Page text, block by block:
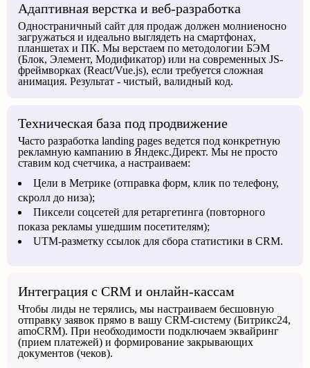
Адаптивная верстка и веб-разработка
Одностраничный сайт для продаж должен молниеносно
загружаться и идеально выглядеть на смартфонах,
планшетах и ПК. Мы верстаем по методологии БЭМ
(Блок, Элемент, Модификатор) или на современных JS-
фреймворках (React/Vue.js), если требуется сложная
анимация. Результат - чистый, валидный код.
Техническая база под продвижение
Часто разработка landing pages ведется под конкретную
рекламную кампанию в Яндекс.Директ. Мы не просто
ставим код счетчика, а настраиваем:
Цели в Метрике (отправка форм, клик по телефону,
скролл до низа);
Пиксели соцсетей для ретаргетинга (повторного
показа рекламы ушедшим посетителям);
UTM-разметку ссылок для сбора статистики в CRM.
Интеграция с CRM и онлайн-кассам
Чтобы лиды не терялись, мы настраиваем бесшовную
отправку заявок прямо в вашу CRM-систему (Битрикс24,
amoCRM). При необходимости подключаем эквайринг
(прием платежей) и формирование закрывающих
документов (чеков).